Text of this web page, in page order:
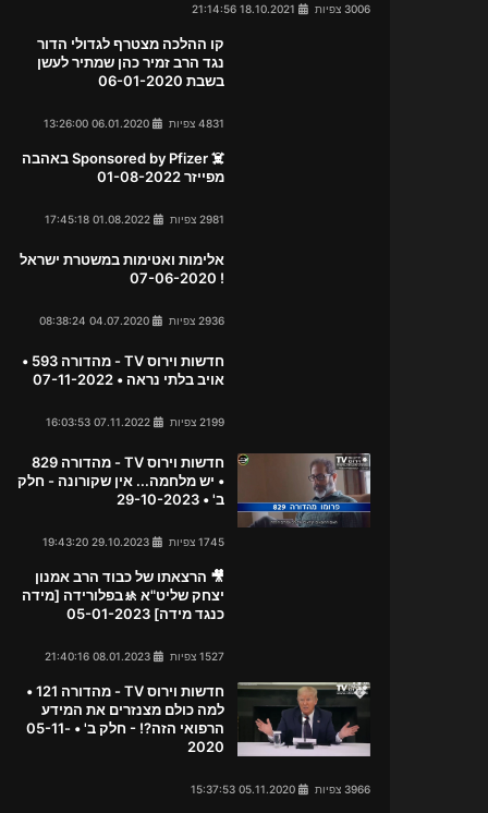
3006 צפיות
קו ההלכה מצטרף לגדולי הדור
נגד הרב זמיר כהן שמתיר לעשן
בשבת 06-01-2020
4831 צפיות
☠️ Sponsored by Pfizer באהבה
מפייזר 01-08-2022
2981 צפיות
אלימות ואטימות במשטרת ישראל
! 07-06-2020
2936 צפיות
חדשות וירוס TV - מהדורה 593 •
אויב בלתי נראה • 07-11-2022
2199 צפיות
חדשות וירוס TV - מהדורה 829
• יש מלחמה... אין שקורונה - חלק
ב' • 29-10-2023
1745 צפיות
🎥 הרצאתו של כבוד הרב אמנון
יצחק שליט"א 🚸בפלורידה [מידה
כנגד מידה] 05-01-2023
1527 צפיות
חדשות וירוס TV - מהדורה 121 •
למה כולם מצנזרים את המידע
הרפואי הזה?! - חלק ב' • 05-11-
2020
3966 צפיות